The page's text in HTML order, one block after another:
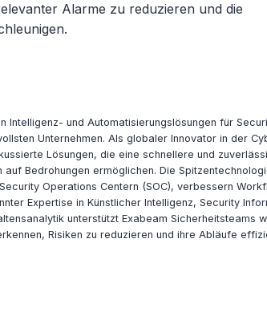
Alarme zu reduzieren und die
Intelligenz- und Automatisierungslösungen für
Unternehmen. Als globaler Innovator in der
Lösungen, die eine schnellere und
auf Bedrohungen ermöglichen. Die
Operations Centern (SOC), verbessern
Expertise in Künstlicher Intelligenz, Security
unterstützt Exabeam Sicherheitsteams
Risiken zu reduzieren und ihre Abläufe